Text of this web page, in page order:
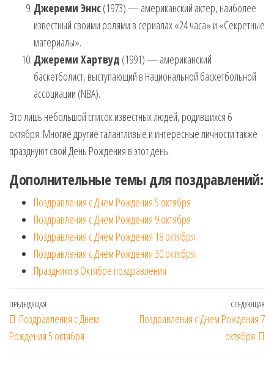
Джереми Эннс(1973) — американский актер, наиболее
известный своими ролями в сериалах «24 часа» и «Секретные
материалы».
Джереми Хартвуд (1991) — американский
баскетболист, выступающий в Национальной баскетбольной
ассоциации (NBA).
Это лишь небольшой список известных людей, родившихся 6
октября. Многие другие талантливые и интересные личности также
празднуют свой День Рождения в этот день.
Дополнительные темы для поздравлений:
Поздравления с Днем Рождения 5 октября
Поздравления с Днем Рождения 9 октября
Поздравления с Днем Рождения 18 октября
Поздравления с Днем Рождения 30 октября
Праздники в Октябре поздравления
Навигация
по
записям
Предыдущая
запись
ПРЕДЫДУЩАЯ
Поздравления с Днем
Рождения 5 октября
СЛЕДУЮЩАЯ
Поздравления с Днем Рождения 7
октября